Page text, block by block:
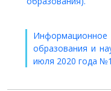
образования и
июля 2020 года